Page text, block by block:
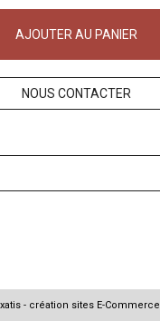
AJOUTER AU PANIER
NOUS CONTACTER
- création sites E-Commerce